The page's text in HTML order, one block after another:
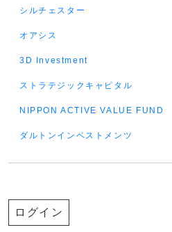
シルチェスター
オアシス
3D Investment
ストラテジックキャピタル
NIPPON ACTIVE VALUE FUND
ダルトンインベストメンツ
ログイン